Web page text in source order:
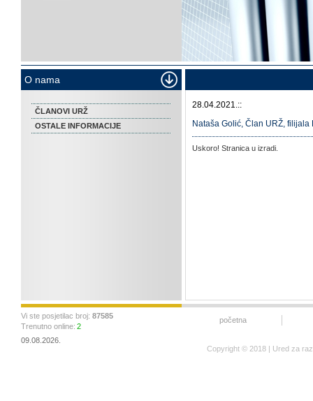
O nama
ČLANOVI URŽ
OSTALE INFORMACIJE
28.04.2021.::
Nataša Golić, Član URŽ, filijala
Uskoro! Stranica u izradi.
Vi ste posjetilac broj: 87585
Trenutno online: 2
09.08.2026.
početna
Copyright © 2018 | Ured za